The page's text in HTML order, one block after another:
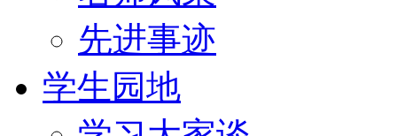
先进事迹
学生园地